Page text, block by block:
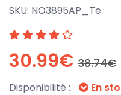
SKU: NO3895AP_Te
30.99€ 38.74€
Disponibilité : En